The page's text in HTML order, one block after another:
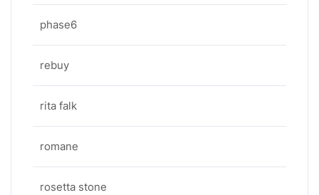
phase6
rebuy
rita falk
romane
rosetta stone